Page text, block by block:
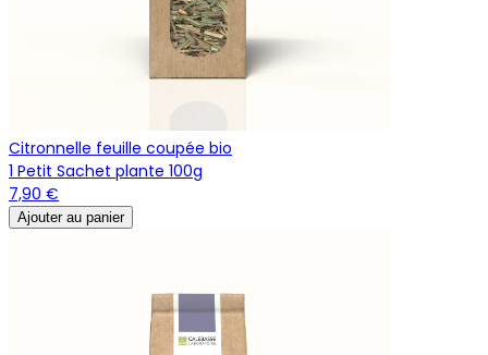
Citronnelle feuille coupée bio
1 Petit Sachet plante 100g
7,90 €
Ajouter au panier